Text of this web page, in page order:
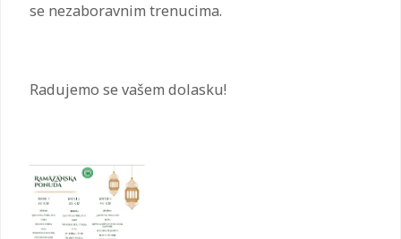
se nezaboravnim trenucima.
Radujemo se vašem dolasku!